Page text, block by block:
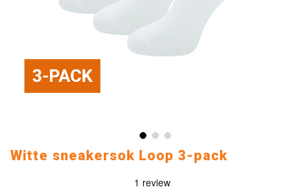
Skip
Witte sneakersok Loop 3-pack